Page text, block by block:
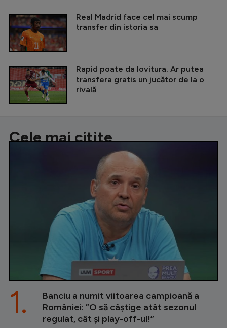
Real Madrid face cel mai scump
transfer din istoria sa
Rapid poate da lovitura. Ar putea
transfera gratis un jucător de la o
rivală
Cele mai citite
Banciu a numit viitoarea campioană a
României: ”O să câștige atât sezonul
regulat, cât și play-off-ul!”
1.